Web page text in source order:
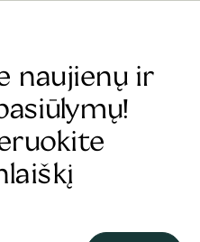
naujienų ir